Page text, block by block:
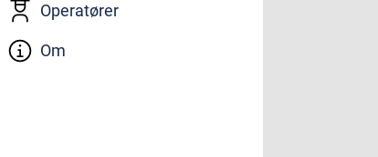
Operatører
Om